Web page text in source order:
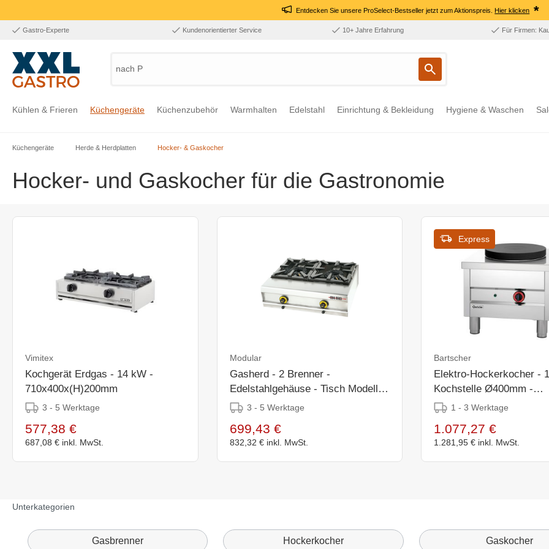
Entdecken Sie unsere ProSelect-Bestseller jetzt zum Aktionspreis.Hier klicken *
Gastro-Experte Kundenorientierter Service 10+ Jahre Erfahrung Für Firmen:
nach Pro
Kühlen & Frieren Küchengeräte Küchenzubehör Warmhalten Edelstahl Einrichtung & Bekleidung Hygiene & Waschen
Küchengeräte Herde & Herdplatten Hocker- & Gaskocher
Hocker- und Gaskocher für die Gastronomie
Vimitex
Kochgerät Erdgas - 14 kW -
710x400x(H)200mm
3 - 5 Werktage
577,38 €
687,08 € inkl. MwSt.
Modular
Gasherd - 2 Brenner -
Edelstahlgehäuse - Tisch Modell -
7,5kW3 - 5 Werktage
699,43 €
832,32 € inkl. MwSt.
Express
Bartscher
Elektro-Hockerkocher - 1
Kochstelle Ø400mm -
570x590x(h)520mm
1 - 3 Werktage
1.077,27 €
1.281,95 € inkl. MwSt.
Unterkategorien
Gasbrenner Hockerkocher Gaskocher